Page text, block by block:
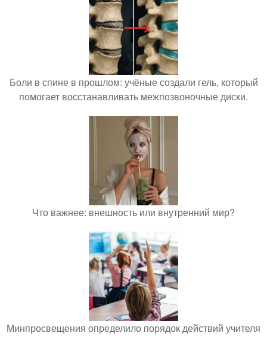
Боли в спине в прошлом: учёные создали гель, который
помогает восстанавливать межпозвоночные диски.
Что важнее: внешность или внутренний мир?
Минпросвещения определило порядок действий учителя